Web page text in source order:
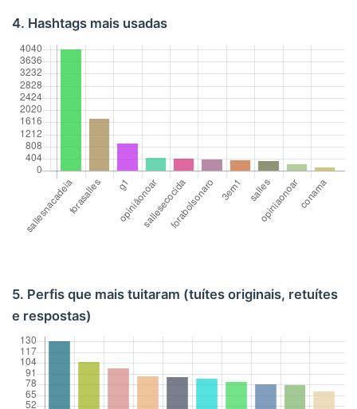
4. Hashtags mais usadas
5. Perfis que mais tuitaram (tuítes originais, retuítes
e respostas)